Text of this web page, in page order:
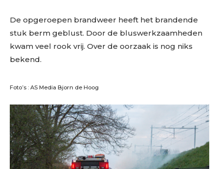
De opgeroepen brandweer heeft het brandende
stuk berm geblust. Door de bluswerkzaamheden
kwam veel rook vrij. Over de oorzaak is nog niks
bekend.
Foto’s : AS Media Bjorn de Hoog